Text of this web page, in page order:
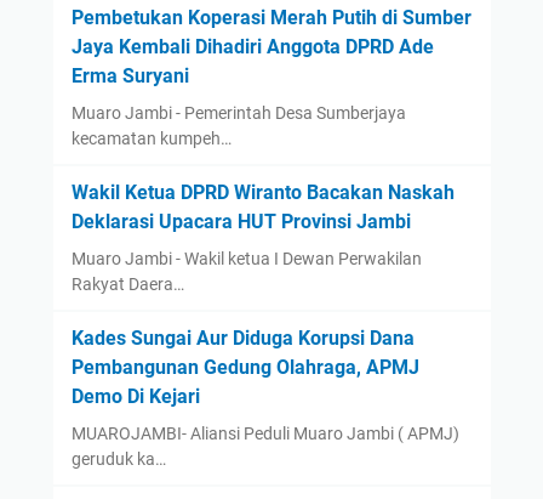
Pembetukan Koperasi Merah Putih di Sumber
Jaya Kembali Dihadiri Anggota DPRD Ade
Erma Suryani
Muaro Jambi - Pemerintah Desa Sumberjaya
kecamatan kumpeh…
Wakil Ketua DPRD Wiranto Bacakan Naskah
Deklarasi Upacara HUT Provinsi Jambi
Muaro Jambi - Wakil ketua I Dewan Perwakilan
Rakyat Daera…
Kades Sungai Aur Diduga Korupsi Dana
Pembangunan Gedung Olahraga, APMJ
Demo Di Kejari
MUAROJAMBI- Aliansi Peduli Muaro Jambi ( APMJ)
geruduk ka…